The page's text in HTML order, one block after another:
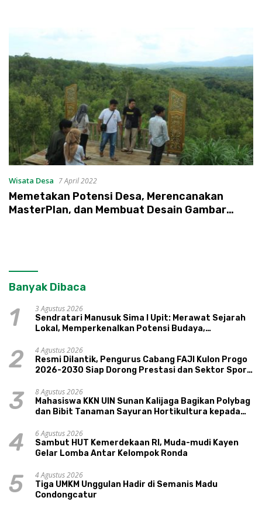
Wisata Desa 7 April 2022
Memetakan Potensi Desa, Merencanakan
MasterPlan, dan Membuat Desain Gambar
Banyak Dibaca
1
3 Agustus 2026
Sendratari Manusuk Sima I Upit: Merawat Sejarah
Lokal, Memperkenalkan Potensi Budaya,
2
4 Agustus 2026
Resmi Dilantik, Pengurus Cabang FAJI Kulon Progo
2026-2030 Siap Dorong Prestasi dan Sektor Sport
3
8 Agustus 2026
Mahasiswa KKN UIN Sunan Kalijaga Bagikan Polybag
dan Bibit Tanaman Sayuran Hortikultura kepada
4
6 Agustus 2026
Sambut HUT Kemerdekaan RI, Muda-mudi Kayen
Gelar Lomba Antar Kelompok Ronda
5
4 Agustus 2026
Tiga UMKM Unggulan Hadir di Semanis Madu
Condongcatur